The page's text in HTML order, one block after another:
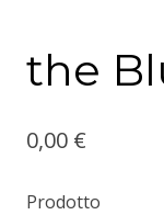
the
0,00 €
Prodotto